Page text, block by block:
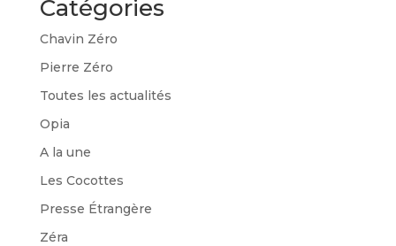
Catégories
Chavin Zéro
Pierre Zéro
Toutes les actualités
Opia
A la une
Les Cocottes
Presse Étrangère
Zéra